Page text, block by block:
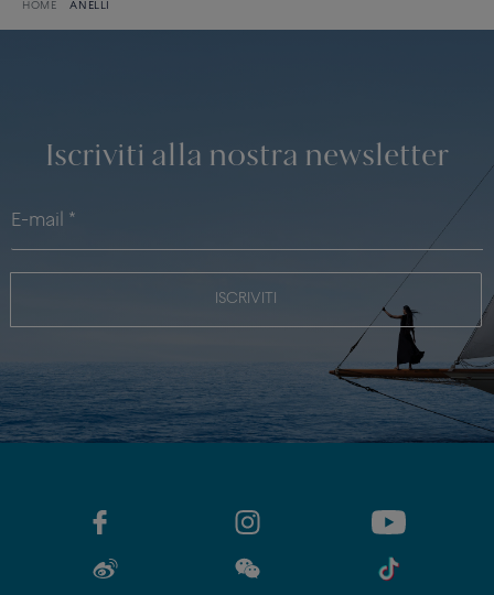
HOME ANELLI
Iscriviti alla nostra newsletter
ISCRIVITI